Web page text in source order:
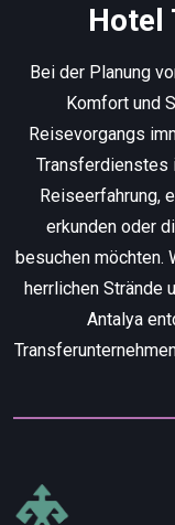
Hotel
Bei der Planung
Komfort und
Reisevorgangs
Transferdienstes
Reiseerfahrung,
erkunden oder
besuchen möchten.
herrlichen Strände
Antalya